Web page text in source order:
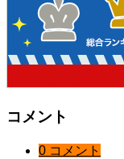
コメント
0 コメント